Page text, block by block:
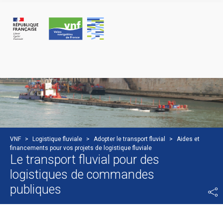
VNF > Logistique fluviale > Adopter le transport fluvial >
Aides et
financements pour vos projets de logistique fluviale
Le transport fluvial pour des
logistiques de commandes
publiques